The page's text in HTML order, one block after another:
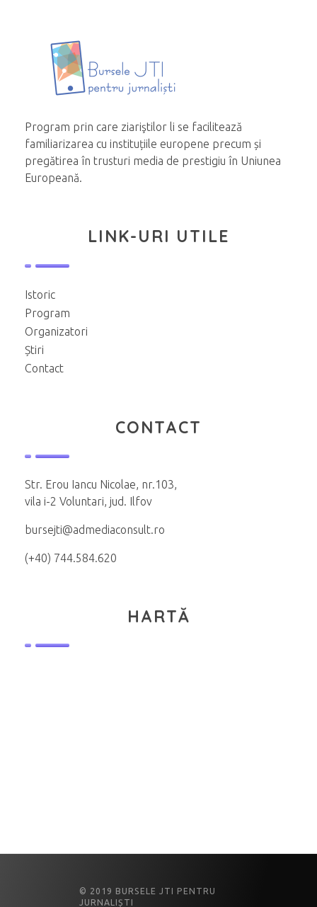
Program prin care ziariştilor li se facilitează
familiarizarea cu instituțiile europene precum și
pregătirea în trusturi media de prestigiu în Uniunea
Europeană.
LINK-URI UTILE
Istoric
Program
Organizatori
Știri
Contact
CONTACT
Str. Erou Iancu Nicolae, nr.103,
vila i-2 Voluntari, jud. Ilfov
bursejti@admediaconsult.ro
(+40) 744.584.620
HARTĂ
© 2019 BURSELE JTI PENTRU
JURNALIȘTI